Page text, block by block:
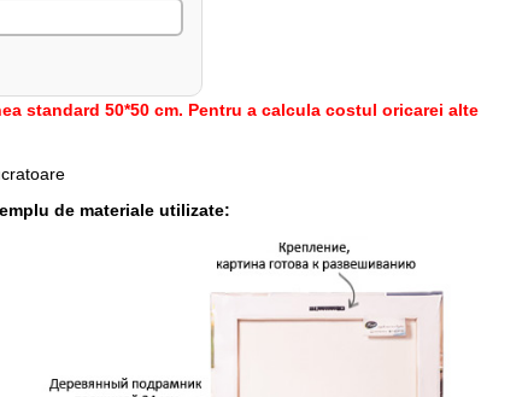
standard 50*50 cm. Pentru a calcula costul oricarei alte
de materiale utilizate: